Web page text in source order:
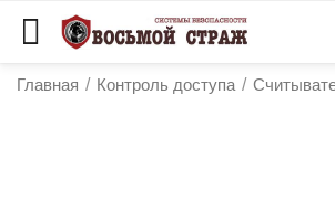
Главная / Контроль доступа /